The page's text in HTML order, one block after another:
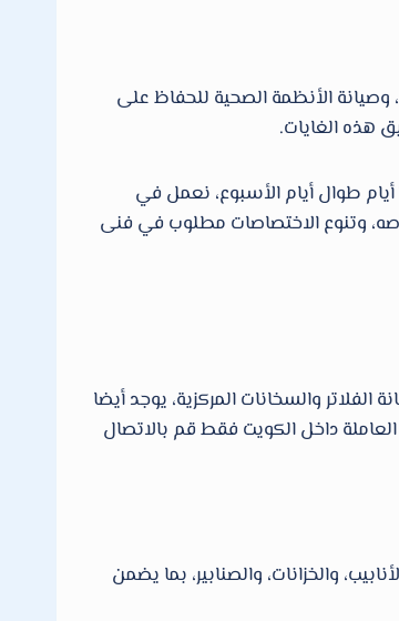
الأنظمة الصحية للحفاظ على
هذه الغايات.
فني صحي الكويت لكافة محافظات الكويت نقدم خدمات فنى صحى وادوات صحية وتسليك مجاري سباك في الكويت خدمة 24 ساعة 7 أيام طوال أيام الأسبوع، نعمل في
وتنوع الاختصاصات مطلوب في فنى
والسخانات المركزية، يوجد أيضا
داخل الكويت فقط قم بالاتصال
والخزانات، والصنابير، بما يضمن